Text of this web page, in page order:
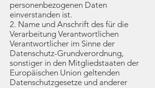
personenbezogenen Daten
einverstanden ist.
2. Name und Anschrift des für die
Verarbeitung Verantwortlichen
Verantwortlicher im Sinne der
Datenschutz-Grundverordnung,
sonstiger in den Mitgliedstaaten der
Europäischen Union geltenden
Datenschutzgesetze und anderer